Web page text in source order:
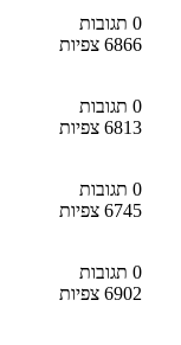
0 תגובות
6866 צפיות
0 תגובות
6813 צפיות
0 תגובות
6745 צפיות
0 תגובות
6902 צפיות